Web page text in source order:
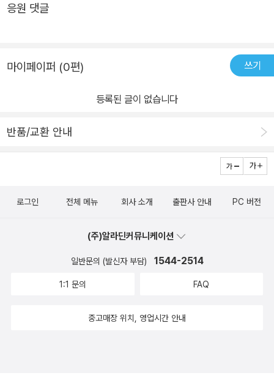
응원 댓글
마이페이퍼 (0편) 쓰기
등록된 글이 없습니다
반품/교환 안내
로그인 전체 메뉴 회사 소개 출판사 안내 PC 버전
(주)알라딘커뮤니케이션
일반문의 (발신자 부담) 1544-2514
1:1 문의 FAQ
중고매장 위치, 영업시간 안내